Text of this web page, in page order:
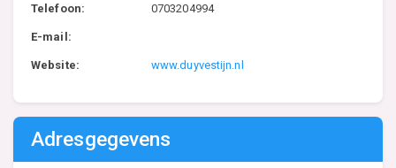
Telefoon: 0703204994
E-mail:
Website: www.duyvestijn.nl
Adresgegevens